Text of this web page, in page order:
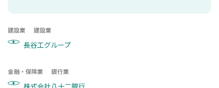
建設業 建設業
長谷工グループ
金融・保険業 銀行業
株式会社八十二銀行